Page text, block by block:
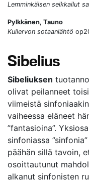
Lemminkäisen seikkailut
Pylkkänen, Tauno
Kullervon sotaanlähtö
Sibelius
Sibeliuksen
olivat peilanneet
viimeistä
vaiheessa eläneet
”fantasioina”.
sinfoniassa
päähän sillä tavoin,
osoittautunut
alkanut sinfonisten